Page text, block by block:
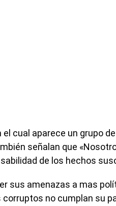
el cual aparece un grupo
señalan que
de los hechos
sus amenazas a mas
no cumplan su